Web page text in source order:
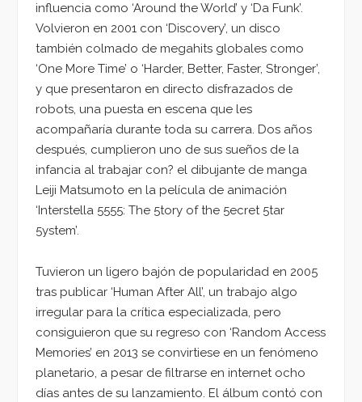
influencia como ‘Around the World’ y ‘Da Funk’.
Volvieron en 2001 con ‘Discovery’, un disco
también colmado de megahits globales como
‘One More Time’ o ‘Harder, Better, Faster, Stronger’,
y que presentaron en directo disfrazados de
robots, una puesta en escena que les
acompañaría durante toda su carrera. Dos años
después, cumplieron uno de sus sueños de la
infancia al trabajar con? el dibujante de manga
Leiji Matsumoto en la película de animación
‘Interstella 5555: The 5tory of the 5ecret 5tar
5ystem’.
Tuvieron un ligero bajón de popularidad en 2005
tras publicar ‘Human After All’, un trabajo algo
irregular para la crítica especializada, pero
consiguieron que su regreso con ‘Random Access
Memories’ en 2013 se convirtiese en un fenómeno
planetario, a pesar de filtrarse en internet ocho
días antes de su lanzamiento. El álbum contó con